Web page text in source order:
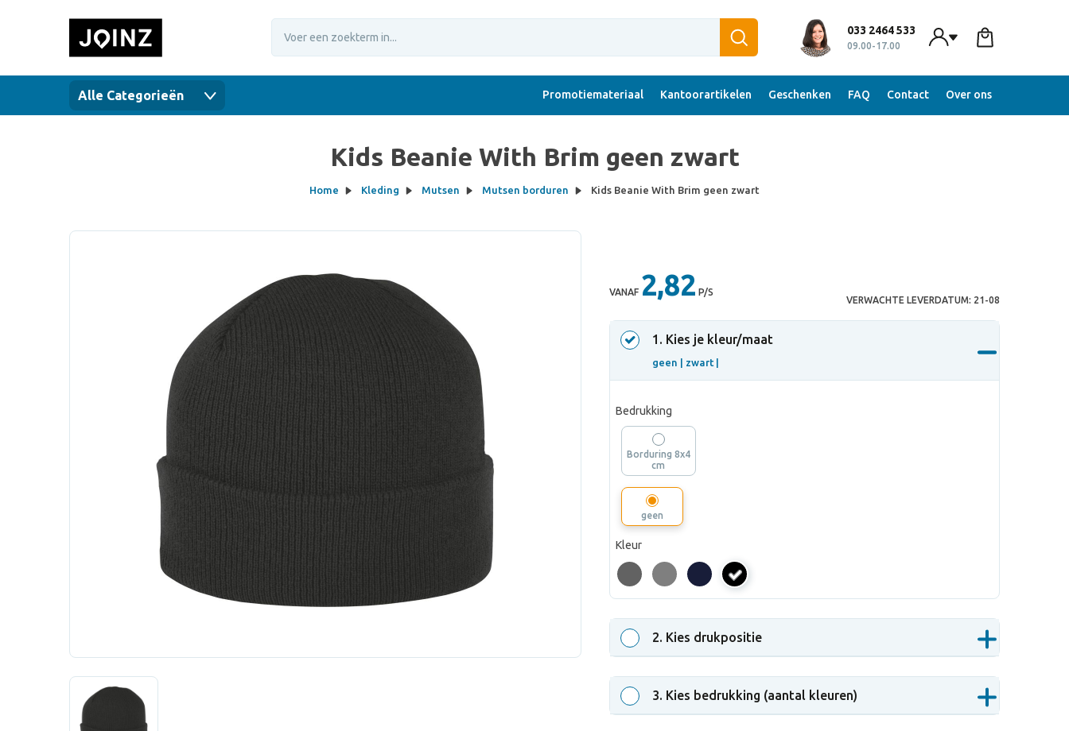
033 2464 533
09.00-17.00
Alle Categorieën Promotiemateriaal Kantoorartikelen Geschenken FAQ Contact Over ons
Kids Beanie With Brim geen zwart
Home Kleding Mutsen Mutsen borduren Kids Beanie With Brim geen zwart
VANAF 2,82 P/S
VERWACHTE LEVERDATUM: 21-08
1 . Kies je kleur/maat
geen | zwart |
Bedrukking
Borduring 8x4
cm
geen
Kleur
zwart
2. Kies drukpositie
3. Kies bedrukking (aantal kleuren)